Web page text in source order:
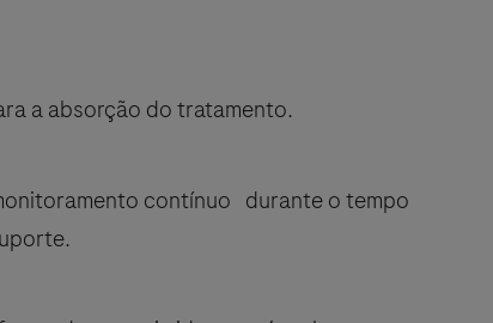
a absorção do tratamento.
contínuo durante o tempo